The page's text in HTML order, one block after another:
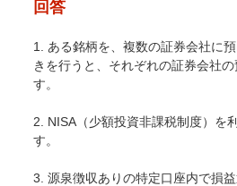
回答
1. ある銘柄を、複数の証券会社に
きを行うと、それぞれの証券会社
す。
2. NISA（少額投資非課税制度）を
3. 源泉徴収ありの特定口座内で損益